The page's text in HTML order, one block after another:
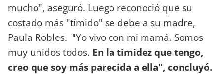
mucho", aseguró. Luego reconoció que su
costado más "tímido" se debe a su madre,
Paula Robles. "Yo vivo con mi mamá. Somos
muy unidos todos. En la timidez que tengo,
creo que soy más parecida a ella", concluyó.